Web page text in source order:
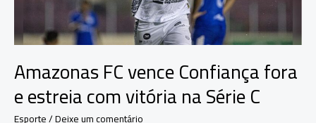
Amazonas FC vence Confiança fora
e estreia com vitória na Série C
Esporte/Deixe um comentário